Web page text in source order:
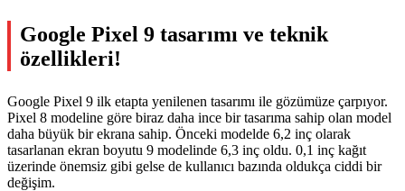
Google Pixel 9 tasarımı ve teknik
özellikleri!
Google Pixel 9 ilk etapta yenilenen tasarımı ile gözümüze çarpıyor.
Pixel 8 modeline göre biraz daha ince bir tasarıma sahip olan model
daha büyük bir ekrana sahip. Önceki modelde 6,2 inç olarak
tasarlanan ekran boyutu 9 modelinde 6,3 inç oldu. 0,1 inç kağıt
üzerinde önemsiz gibi gelse de kullanıcı bazında oldukça ciddi bir
değişim.